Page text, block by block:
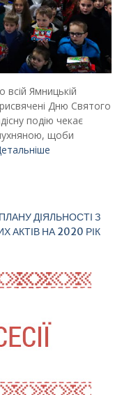
Ямницькій
Дню Святого
подію чекає
щоби
ДІЯЛЬНОСТІ З
АКТІВ НА 2020 РІК